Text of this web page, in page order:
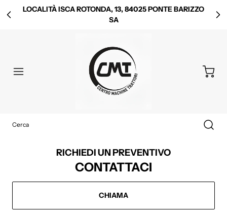
LOCALITÀ ISCA ROTONDA, 13, 84025 PONTE BARIZZO
SA
RICHIEDI UN PREVENTIVO
CONTATTACI
CHIAMA